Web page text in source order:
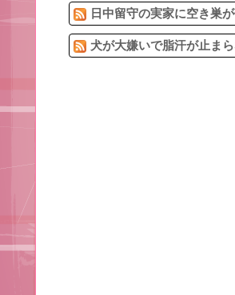
日中留守の実家に空き巣
犬が大嫌いで脂汗が止ま